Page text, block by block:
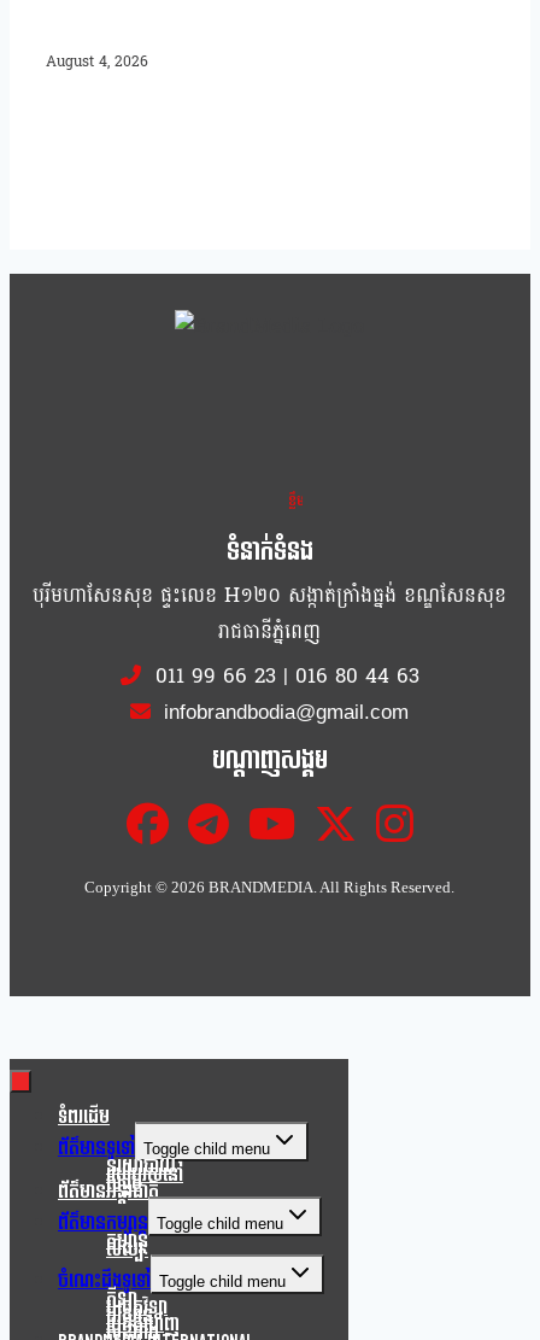
August 4, 2026
ខ្លឹម ខ្លី រហ័ស
ទំនាក់ទំនង
បុរីមហាសែនសុខ ផ្ទះលេខ H១២០ សង្កាត់ក្រាំងធ្នង់ ខណ្ឌសែនសុខ
រាជធានីភ្នំពេញ
011 99 66 23| 016 80 44 63
infobrandbodia@gmail.com
បណ្ដាញសង្គម
Copyright ©2026 BRANDMEDIA. All Rights Reserved.
ទំពរដើម
ព័ត៌មានទូទៅ Toggle child menu
នយោបាយ
របៀបរស់នៅ
សង្គម
ព័ត៌មានអន្តរជាតិ
ព័ត៌មានកម្សាន្ត Toggle child menu
កម្សាន្ត
សិល្បៈ
ចំណេះដឹងទូទៅ Toggle child menu
កីឡា
បច្ចេកវិទ្យា
បរិស្ថាន
របកគំហើញ
សុខភាព